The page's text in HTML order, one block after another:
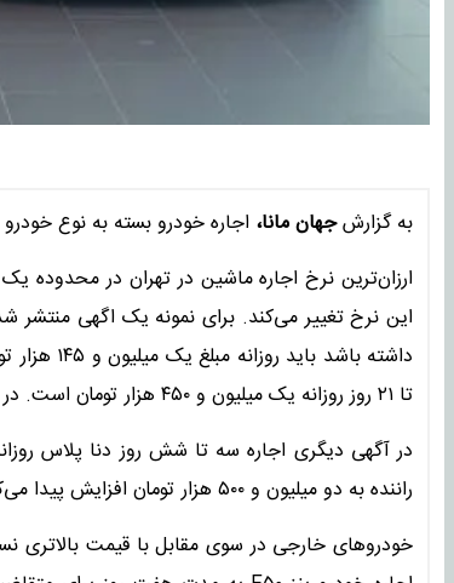
به گزارشجهان مانا، اجاره خودرو بسته به نوع
ارزان‌ترین نرخ اجاره ماشین در تهران در محدوده
این نرخ تغییر می‌کند. برای نمونه یک اگهی
داشته
تا ۲۱ روز روزانه یک میلیون و ۴۵۰ هزار تومان است. در این صورت هزینه یک هفته اجاره رانا پلاس ۱۰ میلیون و ۱۵۰ هزار تومان خواهد.
راننده به دو میلیون و ۵۰۰ هزار تومان افزایش پیدا می‌کند.
خودروهای خارجی در سوی مقابل با قیمت بالاتری